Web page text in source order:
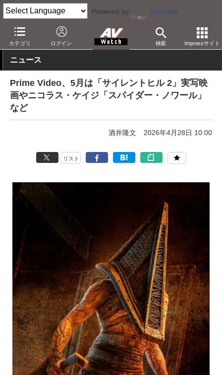
Powered by Translate
カテゴリ ログイン 検索 Impressサイト
AV Watch コンテンツ・サービス 映像配信 Amazon
ニュース
Prime Video、5月は「サイレントヒル 2」実写映
画やニコラス・ケイジ「スパイダー・ノワール」
など
酒井隆文 2026年4月28日 10:00
リスト